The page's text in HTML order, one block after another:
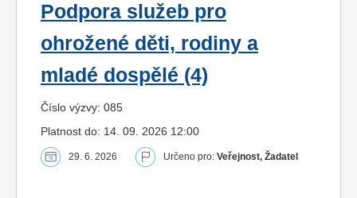
Podpora služeb pro
ohrožené děti, rodiny a
mladé dospělé (4)
Číslo výzvy: 085
Platnost do: 14. 09. 2026 12:00
29. 6. 2026 Určeno pro: Veřejnost, Žadatel